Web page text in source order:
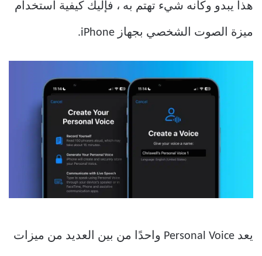
هذا يبدو وكأنه شيء تهتم به ، فإليك كيفية استخدام
ميزة الصوت الشخصي بجهاز iPhone.
يعد Personal Voice واحدًا من بين العديد من ميزات